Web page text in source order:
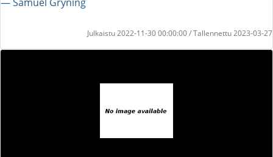
Julkaistu 2022-11-30 00:00:00 / Tallennettu 2023-03-27